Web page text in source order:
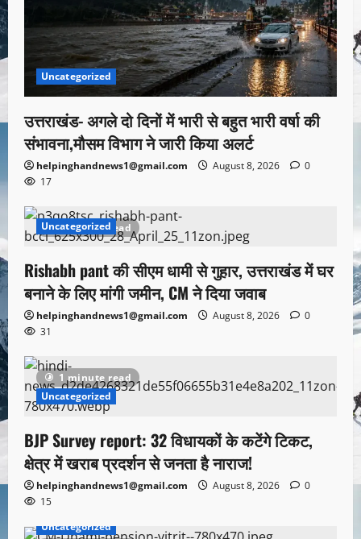
Uncategorized
उत्तराखंड- अगले दो दिनों में भारी से बहुत भारी वर्षा की
संभावना,मौसम विभाग ने जारी किया अलर्ट
helpinghandnews1@gmail.com August 8, 2026
0
17
1 minute read
Uncategorized
Rishabh pant की सीएम धामी से गुहार, उत्तराखंड में घर
बनाने के लिए मांगी जमीन, CM ने दिया जवाब
helpinghandnews1@gmail.com August 8, 2026
0
31
1 minute read
Uncategorized
BJP Survey report: 32 विधायकों के कटेंगे टिकट,
क्षेत्र में खराब प्रदर्शन से जनता है नाराज!
helpinghandnews1@gmail.com August 8, 2026
0
15
Uncategorized